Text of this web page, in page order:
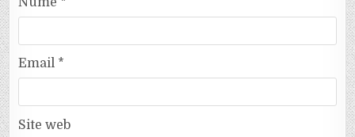
Email *
Site web